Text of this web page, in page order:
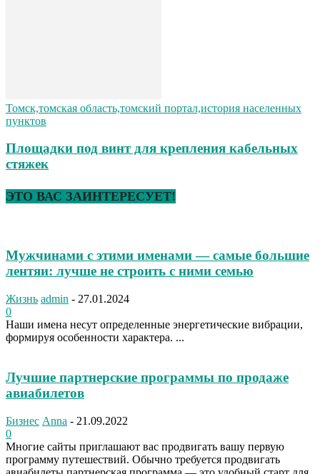
Томск,томская область,томский портал,история населенных
пунктов
Площадки под винт для крепления кабельных
стяжек
ЭТО ВАС ЗАИНТЕРЕСУЕТ!
Мужчинами с этими именами — самые большие
лeнтяи: лучше нe строить с ними семью
Жизнь admin - 27.01.2024
0
Наши имена несут определенные энергетические вибрации,
формируя особенности характера. ...
Лучшие партнерские программы по продаже
авиабилетов
Бизнес Anna - 21.09.2022
0
Многие сайты приглашают вас продвигать вашу первую
программу путешествий. Обычно требуется продвигать